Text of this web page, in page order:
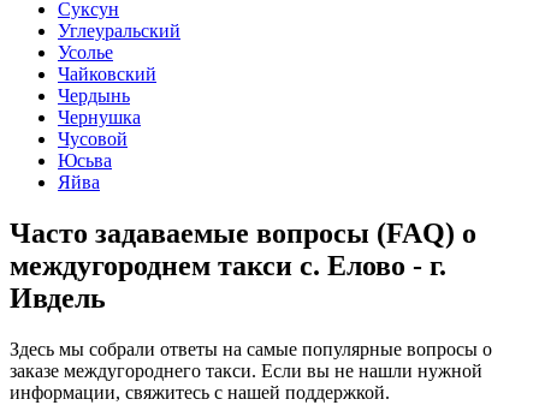
Суксун
Углеуральский
Усолье
Чайковский
Чердынь
Чернушка
Чусовой
Юсьва
Яйва
Часто задаваемые вопросы (FAQ) о
междугороднем такси с. Елово - г.
Ивдель
Здесь мы собрали ответы на самые популярные вопросы о
заказе междугороднего такси. Если вы не нашли нужной
информации, свяжитесь с нашей поддержкой.